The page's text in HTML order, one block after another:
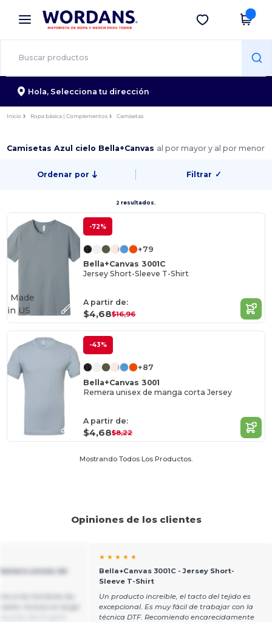
× App de Wordans
¡Mejores precios en app!
Descargar app
Hola, Selecciona tu dirección
Inicio Ropa básica | Complementos Camisetas
Camisetas Azul cielo Bella+Canvas al por mayor y al por menor
Ordenar por Filtrar ✓
2 resultados.
-72%
+79
Bella+Canvas 3001C
Jersey Short-Sleeve T-Shirt
A partir de:
$4,68$16,96
Made
in US
-43%
+87
Bella+Canvas 3001
Remera unisex de manga corta Jersey
A partir de:
$4,68$8,22
Mostrando Todos Los Productos.
Opiniones de los clientes
unisex de
★ ★ ★ ★ ★
Bella+Canvas 3001C - Jersey Short-
Sleeve T-Shirt
Un producto increíble, el tacto del tejido es
excepcional. Es muy fácil de trabajar con la
técnica DTF. Recomiendo encarecidamente